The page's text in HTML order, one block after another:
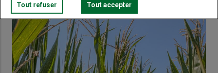
Tout refuser Tout accepter